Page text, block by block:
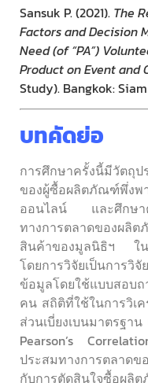
Sansuk P. (2021). The
Factors and Decision
Need (of “PA”)
Product on Event and
Study). Bangkok:
บทคัดย่อ
การศึกษาครั้งนี้มีวัตถุ
ของผู้ซื้อผลิตภัณฑ์พึ่งพ
ออนไลน์ และศึกษาค
ทางการตลาดของผลิ
สินค้าของมูลนิธิฯ ใน
โดยการวิจัยเป็นการ
ข้อมูลโดยใช้แบบสอบ
คน สถิติที่ใช้ในการวิเ
ส่วนเบี่ยงเบนมาตรฐ
Pearson’s
ประสมทางการตลาด
กับการตัดสินใจซื้อผลิ